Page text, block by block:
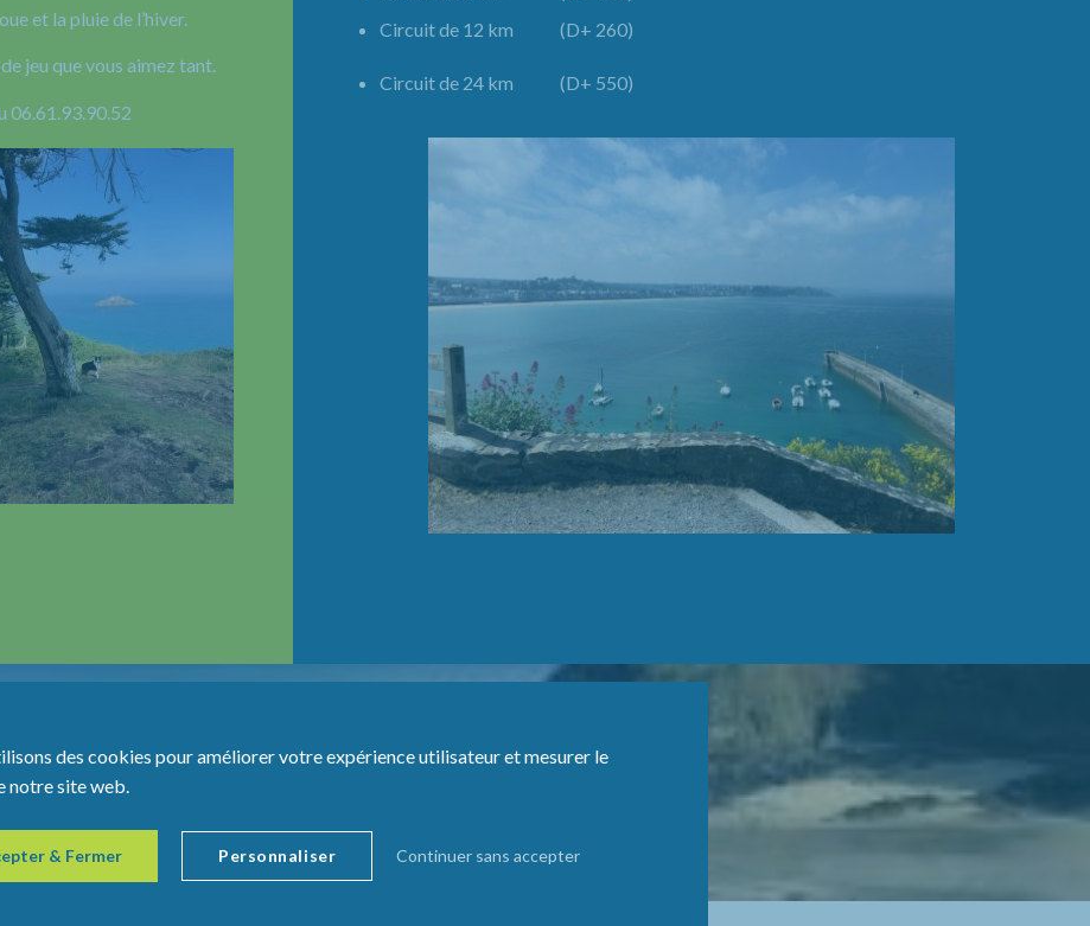
et la pluie de l’hiver.
jeu que vous aimez tant.
06.61.93.90.52
Circuit de 12 km (D+ 260)
Circuit de 24 km (D+ 550)
des cookies pour améliorer votre expérience utilisateur et mesurer le
notre site web.
& Fermer Continuer sans accepter
Personnaliser